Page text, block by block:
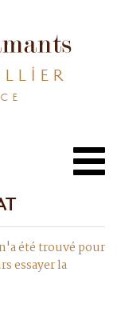
été trouvé pour
essayer la